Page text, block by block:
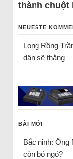
thành chuột
NEUESTE
Long Rồng
dân sẽ thắng
BÀI MỚI
Bắc ninh: Ông
còn bỏ ngỏ?